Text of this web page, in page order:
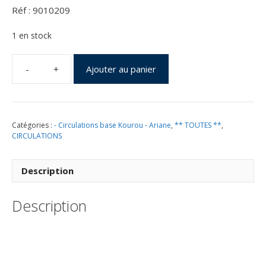
Réf : 9010209
1 en stock
quantité
de
Lancement
L03
enveloppe
Ajouter au panier
Catégories : - Circulations base Kourou - Ariane, ** TOUTES **,
CIRCULATIONS
Description
Description